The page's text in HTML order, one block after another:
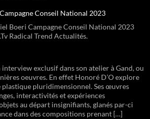
Conseil National 2023
Boeri Campagne Conseil National 2023
Radical Trend Actualités.
interview exclusif dans son atelier à Gand, ou
oeuvres. En effet Honoré D’O explore
plastique pluridimensionnel. Ses œuvres
interactivités et expériences
au départ insignifiants, glanés par-ci
dans des compositions prenant […]